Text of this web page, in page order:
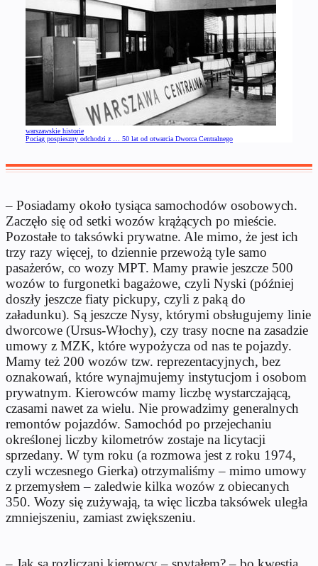
warszawskie historie
Pociąg pospieszny odchodzi z … 50 lat od otwarcia Dworca Centralnego
– Posiadamy około tysiąca samochodów osobowych.
Zaczęło się od setki wozów krążących po mieście.
Pozostałe to taksówki prywatne. Ale mimo, że jest ich
trzy razy więcej, to dziennie przewożą tyle samo
pasażerów, co wozy MPT. Mamy prawie jeszcze 500
wozów to furgonetki bagażowe, czyli Nyski (później
doszły jeszcze fiaty pickupy, czyli z paką do
załadunku). Są jeszcze Nysy, którymi obsługujemy linie
dworcowe (Ursus-Włochy), czy trasy nocne na zasadzie
umowy z MZK, które wypożycza od nas te pojazdy.
Mamy też 200 wozów tzw. reprezentacyjnych, bez
oznakowań, które wynajmujemy instytucjom i osobom
prywatnym. Kierowców mamy liczbę wystarczającą,
czasami nawet za wielu. Nie prowadzimy generalnych
remontów pojazdów. Samochód po przejechaniu
określonej liczby kilometrów zostaje na licytacji
sprzedany. W tym roku (a rozmowa jest z roku 1974,
czyli wczesnego Gierka) otrzymaliśmy – mimo umowy
z przemysłem – zaledwie kilka wozów z obiecanych
350. Wozy się zużywają, ta więc liczba taksówek uległa
zmniejszeniu, zamiast zwiększeniu.